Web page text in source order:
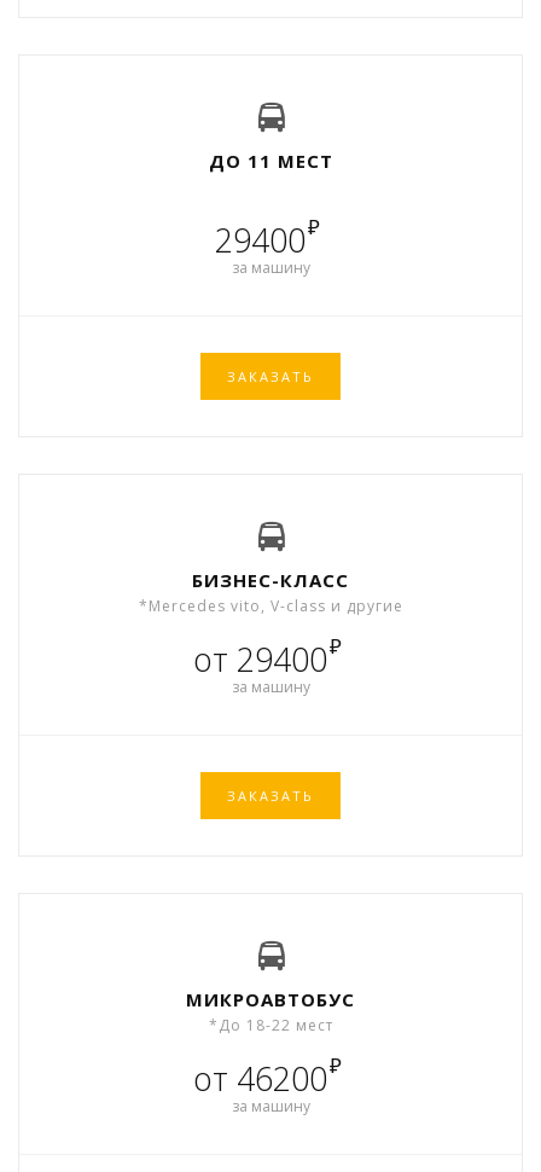
ДО 11 МЕСТ
29400₽
за машину
ЗАКАЗАТЬ
БИЗНЕС-КЛАСС
*Mercedes vito, V-class и другие
от 29400₽
за машину
ЗАКАЗАТЬ
МИКРОАВТОБУС
*До 18-22 мест
от 46200₽
за машину